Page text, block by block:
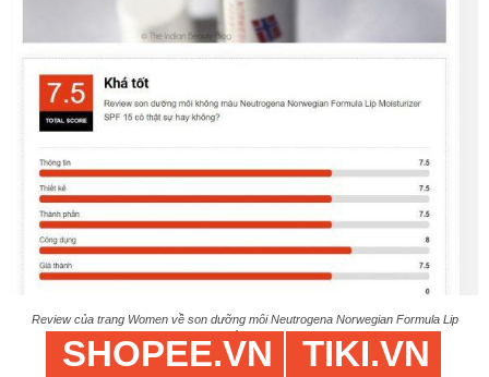
Review của trang Women về son dưỡng môi Neutrogena Norwegian Formula Lip
SHOPEE.VN TIKI.VN